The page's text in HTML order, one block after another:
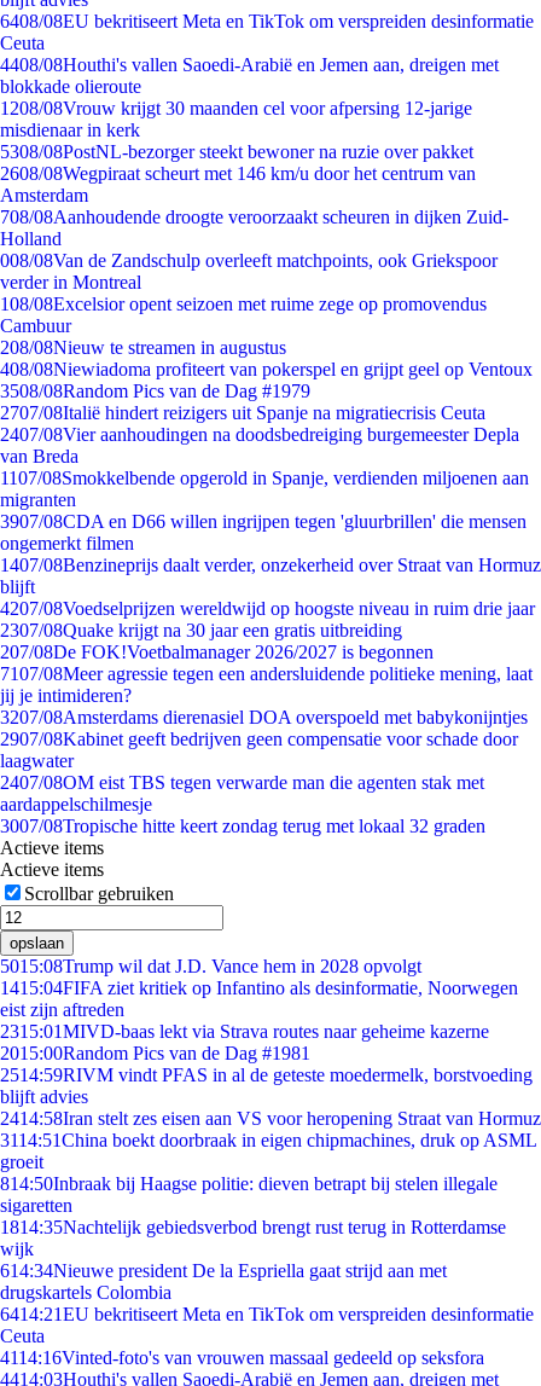
6408/08EU bekritiseert Meta en TikTok om verspreiden desinformatie
Ceuta
4408/08Houthi's vallen Saoedi-Arabië en Jemen aan, dreigen met
blokkade olieroute
1208/08Vrouw krijgt 30 maanden cel voor afpersing 12-jarige
misdienaar in kerk
5308/08PostNL-bezorger steekt bewoner na ruzie over pakket
2608/08Wegpiraat scheurt met 146 km/u door het centrum van
Amsterdam
708/08Aanhoudende droogte veroorzaakt scheuren in dijken Zuid-
Holland
008/08Van de Zandschulp overleeft matchpoints, ook Griekspoor
verder in Montreal
108/08Excelsior opent seizoen met ruime zege op promovendus
Cambuur
208/08Nieuw te streamen in augustus
408/08Niewiadoma profiteert van pokerspel en grijpt geel op Ventoux
3508/08Random Pics van de Dag #1979
2707/08Italië hindert reizigers uit Spanje na migratiecrisis Ceuta
2407/08Vier aanhoudingen na doodsbedreiging burgemeester Depla
van Breda
1107/08Smokkelbende opgerold in Spanje, verdienden miljoenen aan
migranten
3907/08CDA en D66 willen ingrijpen tegen 'gluurbrillen' die mensen
ongemerkt filmen
1407/08Benzineprijs daalt verder, onzekerheid over Straat van Hormuz
blijft
4207/08Voedselprijzen wereldwijd op hoogste niveau in ruim drie jaar
2307/08Quake krijgt na 30 jaar een gratis uitbreiding
207/08De FOK!Voetbalmanager 2026/2027 is begonnen
7107/08Meer agressie tegen een andersluidende politieke mening, laat
jij je intimideren?
3207/08Amsterdams dierenasiel DOA overspoeld met babykonijntjes
2907/08Kabinet geeft bedrijven geen compensatie voor schade door
laagwater
2407/08OM eist TBS tegen verwarde man die agenten stak met
aardappelschilmesje
3007/08Tropische hitte keert zondag terug met lokaal 32 graden
Actieve items
Actieve items
Scrollbar gebruiken
opslaan
5015:08Trump wil dat J.D. Vance hem in 2028 opvolgt
1415:04FIFA ziet kritiek op Infantino als desinformatie, Noorwegen
eist zijn aftreden
2315:01MIVD-baas lekt via Strava routes naar geheime kazerne
2015:00Random Pics van de Dag #1981
2514:59RIVM vindt PFAS in al de geteste moedermelk, borstvoeding
blijft advies
2414:58Iran stelt zes eisen aan VS voor heropening Straat van Hormuz
3114:51China boekt doorbraak in eigen chipmachines, druk op ASML
groeit
814:50Inbraak bij Haagse politie: dieven betrapt bij stelen illegale
sigaretten
1814:35Nachtelijk gebiedsverbod brengt rust terug in Rotterdamse
wijk
614:34Nieuwe president De la Espriella gaat strijd aan met
drugskartels Colombia
6414:21EU bekritiseert Meta en TikTok om verspreiden desinformatie
Ceuta
4114:16Vinted-foto's van vrouwen massaal gedeeld op seksfora
4414:03Houthi's vallen Saoedi-Arabië en Jemen aan, dreigen met